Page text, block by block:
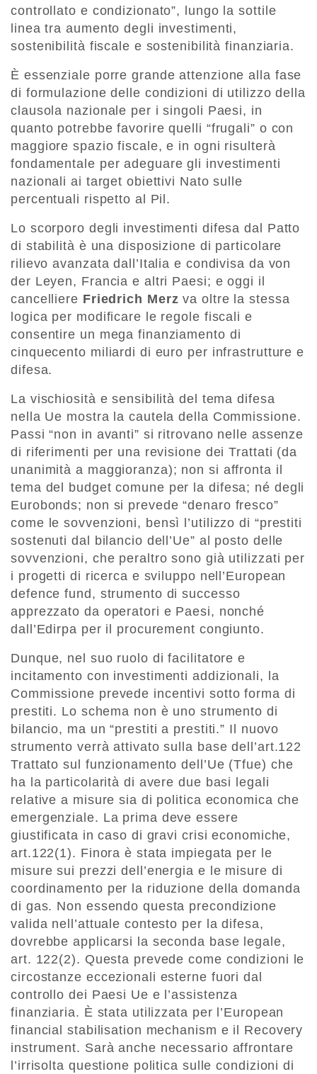
controllato e condizionato”, lungo la sottile
linea tra aumento degli investimenti,
sostenibilità fiscale e sostenibilità finanziaria.
È essenziale porre grande attenzione alla fase
di formulazione delle condizioni di utilizzo della
clausola nazionale per i singoli Paesi, in
quanto potrebbe favorire quelli “frugali” o con
maggiore spazio fiscale, e in ogni risulterà
fondamentale per adeguare gli investimenti
nazionali ai target obiettivi Nato sulle
percentuali rispetto al Pil.
Lo scorporo degli investimenti difesa dal Patto
di stabilità è una disposizione di particolare
rilievo avanzata dall’Italia e condivisa da von
der Leyen, Francia e altri Paesi; e oggi il
cancelliere Friedrich Merz va oltre la stessa
logica per modificare le regole fiscali e
consentire un mega finanziamento di
cinquecento miliardi di euro per infrastrutture e
difesa.
La vischiosità e sensibilità del tema difesa
nella Ue mostra la cautela della Commissione.
Passi “non in avanti” si ritrovano nelle assenze
di riferimenti per una revisione dei Trattati (da
unanimità a maggioranza); non si affronta il
tema del budget comune per la difesa; né degli
Eurobonds; non si prevede “denaro fresco”
come le sovvenzioni, bensì l’utilizzo di “prestiti
sostenuti dal bilancio dell’Ue” al posto delle
sovvenzioni, che peraltro sono già utilizzati per
i progetti di ricerca e sviluppo nell’European
defence fund, strumento di successo
apprezzato da operatori e Paesi, nonché
dall’Edirpa per il procurement congiunto.
Dunque, nel suo ruolo di facilitatore e
incitamento con investimenti addizionali, la
Commissione prevede incentivi sotto forma di
prestiti. Lo schema non è uno strumento di
bilancio, ma un “prestiti a prestiti.” Il nuovo
strumento verrà attivato sulla base dell’art.122
Trattato sul funzionamento dell’Ue (Tfue) che
ha la particolarità di avere due basi legali
relative a misure sia di politica economica che
emergenziale. La prima deve essere
giustificata in caso di gravi crisi economiche,
art.122(1). Finora è stata impiegata per le
misure sui prezzi dell’energia e le misure di
coordinamento per la riduzione della domanda
di gas. Non essendo questa precondizione
valida nell’attuale contesto per la difesa,
dovrebbe applicarsi la seconda base legale,
art. 122(2). Questa prevede come condizioni le
circostanze eccezionali esterne fuori dal
controllo dei Paesi Ue e l’assistenza
finanziaria. È stata utilizzata per l’European
financial stabilisation mechanism e il Recovery
instrument. Sarà anche necessario affrontare
l’irrisolta questione politica sulle condizioni di